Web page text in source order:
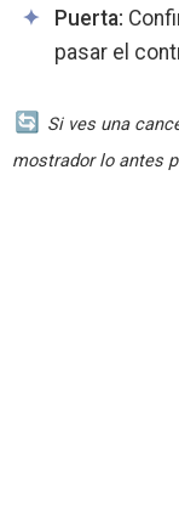
Puerta:
pasar el
Si ves una
mostrador lo antes